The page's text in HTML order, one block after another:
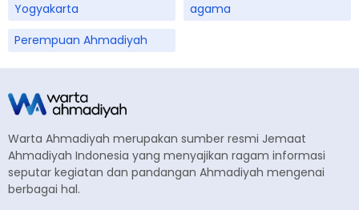
Yogyakarta
agama
Perempuan Ahmadiyah
Warta Ahmadiyah merupakan sumber resmi Jemaat
Ahmadiyah Indonesia yang menyajikan ragam informasi
seputar kegiatan dan pandangan Ahmadiyah mengenai
berbagai hal.